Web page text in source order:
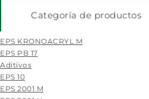
Categoría de productos
EPS KRONOACRYL M
EPS PB 17
Aditivos
EPS 10
EPS 2001 M